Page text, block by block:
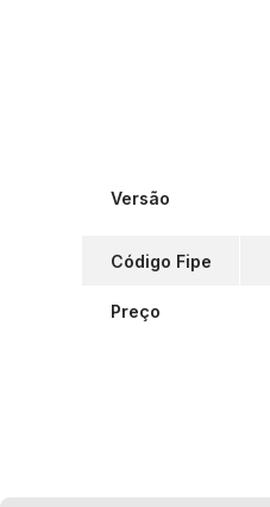
Versão
Código Fipe
Preço